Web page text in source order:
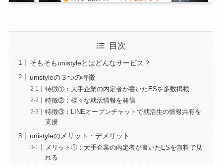
目次
そもそもunistyleとはどんなサービス？
unistyleの３つの特徴
特徴①：大手企業の内定者が書いたESを多数掲載
特徴②：様々な就活情報を発信
特徴③：LINEオープンチャットで就活生の情報共有を
支援
unistyleのメリット・デメリット
メリット①：大手企業の内定者が書いたESを無料で見
れる